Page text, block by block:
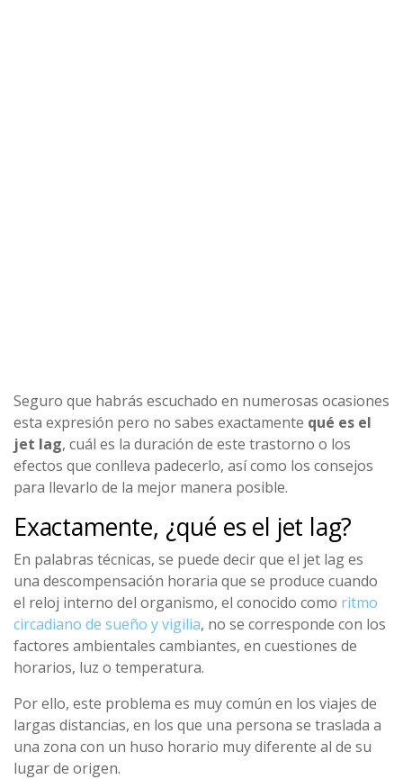
Seguro que habrás escuchado en numerosas ocasiones
esta expresión pero no sabes exactamente qué es el
jet lag, cuál es la duración de este trastorno o los
efectos que conlleva padecerlo, así como los consejos
para llevarlo de la mejor manera posible.
Exactamente, ¿qué es el jet lag?
En palabras técnicas, se puede decir que el jet lag es
una descompensación horaria que se produce cuando
el reloj interno del organismo, el conocido como ritmo
circadiano de sueño y vigilia, no se corresponde con los
factores ambientales cambiantes, en cuestiones de
horarios, luz o temperatura.
Por ello, este problema es muy común en los viajes de
largas distancias, en los que una persona se traslada a
una zona con un huso horario muy diferente al de su
lugar de origen.